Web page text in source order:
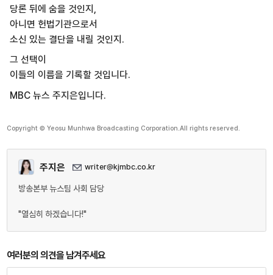
당론 뒤에 숨을 것인지,
아니면 헌법기관으로서
소신 있는 결단을 내릴 것인지.
그 선택이
이들의 이름을 기록할 것입니다.
MBC 뉴스 주지은입니다.
Copyright © Yeosu Munhwa Broadcasting Corporation.All rights reserved.
주지은 writer@kjmbc.co.kr
방송본부 뉴스팀 사회 담당
"열심히 하겠습니다!"
여러분의 의견을 남겨주세요